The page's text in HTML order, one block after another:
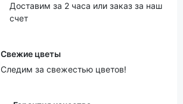
Доставим за 2 часа или заказ за наш
счет
Свежие цветы
Следим за свежестью цветов!